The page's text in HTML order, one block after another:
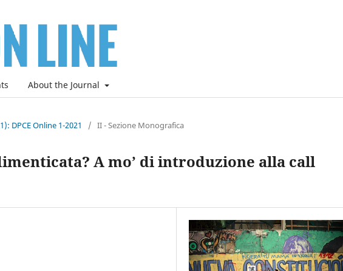
About the Journal
DPCE Online 1-2021 / II - Sezione Monografica
A mo’ di introduzione alla call